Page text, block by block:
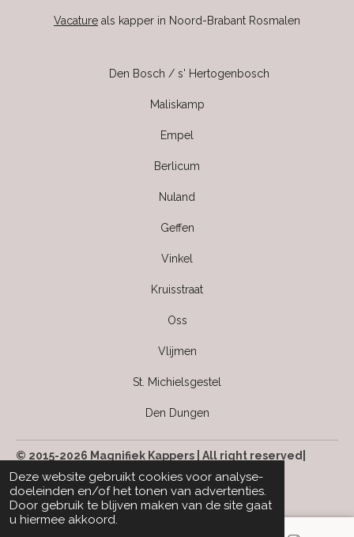
Deze website gebruikt cookies voor analyse-
doeleinden en/of het tonen van advertenties.
Door gebruik te blijven maken van de site gaat
u hiermee akkoord.
Vacature als kapper in Noord-Brabant Rosmalen
Den Bosch / s' Hertogenbosch
Maliskamp
Empel
Berlicum
Nuland
Geffen
Vinkel
Kruisstraat
Oss
Vlijmen
St. Michielsgestel
Den Dungen
© 2015-2026 Magnifiek Kappers | All right reserved|
Kvk: 63499142